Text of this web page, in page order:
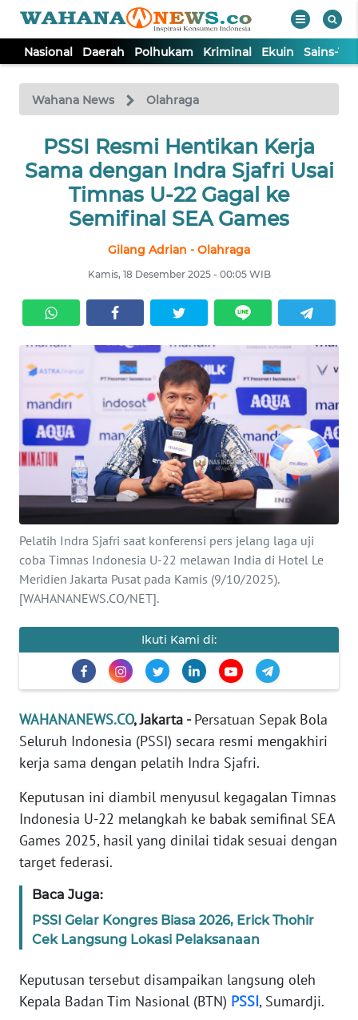
Nasional Daerah Polhukam Kriminal Ekuin Sains-
Wahana News Olahraga
PSSI Resmi Hentikan Kerja
Sama dengan Indra Sjafri Usai
Timnas U-22 Gagal ke
Semifinal SEA Games
Gilang Adrian - Olahraga
Kamis, 18 Desember 2025 - 00:05 WIB
Pelatih Indra Sjafri saat konferensi pers jelang laga uji
coba Timnas Indonesia U-22 melawan India di Hotel Le
Meridien Jakarta Pusat pada Kamis (9/10/2025).
[WAHANANEWS.CO/NET].
Ikuti Kami di:
WAHANANEWS.CO, Jakarta -Persatuan Sepak Bola
Seluruh Indonesia (PSSI) secara resmi mengakhiri
kerja sama dengan pelatih Indra Sjafri.
Keputusan ini diambil menyusul kegagalan Timnas
Indonesia U-22 melangkah ke babak semifinal SEA
Games 2025, hasil yang dinilai tidak sesuai dengan
target federasi.
Baca Juga:
PSSI Gelar Kongres Biasa 2026, Erick Thohir
Cek Langsung Lokasi Pelaksanaan
Keputusan tersebut disampaikan langsung oleh
Kepala Badan Tim Nasional (BTN) PSSI, Sumardji.
TV
Tutup
NASIONAL
EKUIN
SAINS-TEKNO
KESEHATAN
INTERNASIONAL
SERBA-SERBI
PENDIDIKAN
OLAHRAGA
EDITORIAL
Informasi
INDEKS
BERITA
KONTAK
KAMI
IKLAN
TENTANG
PEDOMAN
MEDIA